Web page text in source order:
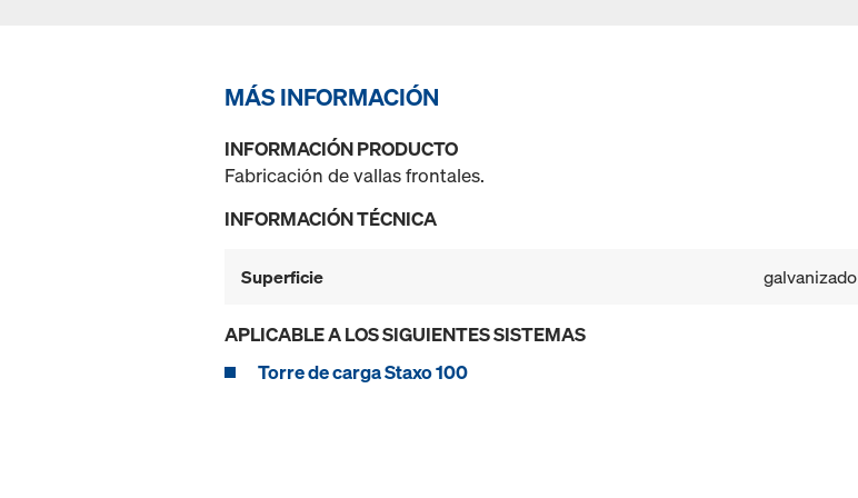
MÁS INFORMACIÓN
INFORMACIÓN PRODUCTO
Fabricación de vallas frontales.
INFORMACIÓN TÉCNICA
Superficie galvanizado
APLICABLE A LOS SIGUIENTES SISTEMAS
Torre de carga Staxo 100